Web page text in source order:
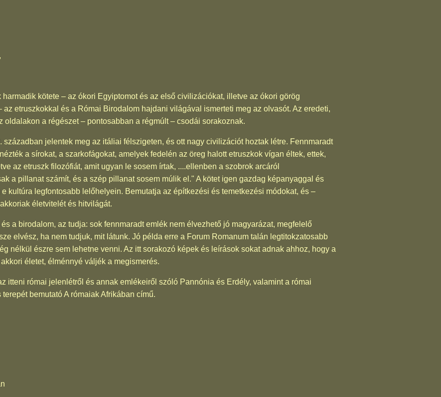
kötete – az ókori Egyiptomot és az első civilizációkat, illetve az ókori görög
az etruszkokkal és a Római Birodalom hajdani világával ismerteti meg az olvasót. Az eredeti,
oldalakon a régészet – pontosabban a régmúlt – csodái sorakoznak.
században jelentek meg az itáliai félszigeten, és ott nagy civilizációt hoztak létre. Fennmaradt
a sírokat, a szarkofágokat, amelyek fedelén az öreg halott etruszkok vígan éltek, ettek,
az etruszk filozófiát, amit ugyan le sosem írtak, ....ellenben a szobrok arcáról
a pillanat számít, és a szép pillanat sosem múlik el." A kötet igen gazdag képanyaggal és
kultúra legfontosabb lelőhelyein. Bemutatja az építkezési és temetkezési módokat, és –
életvitelét és hitvilágát.
a birodalom, az tudja: sok fennmaradt emlék nem élvezhető jó magyarázat, megfelelő
elvész, ha nem tudjuk, mit látunk. Jó példa erre a Forum Romanum talán legtitokzatosabb
nélkül észre sem lehetne venni. Az itt sorakozó képek és leírások sokat adnak ahhoz, hogy a
életet, élménnyé váljék a megismerés.
itteni római jelenlétről és annak emlékeiről szóló Pannónia és Erdély, valamint a római
bemutató A rómaiak Afrikában című.